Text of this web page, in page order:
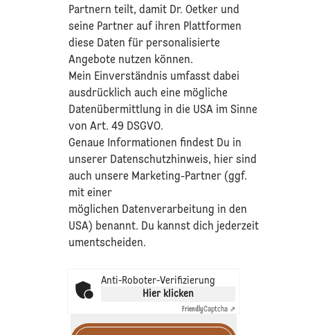
Partnern teilt, damit Dr. Oetker und
seine Partner auf ihren Plattformen
diese Daten für personalisierte
Angebote nutzen können.
Mein Einverständnis umfasst dabei
ausdrücklich auch eine mögliche
Datenübermittlung in die USA im Sinne
von Art. 49 DSGVO.​
​Genaue Informationen findest Du in
unserer Datenschutzhinweis, hier sind
auch unsere Marketing-Partner (ggf.
mit einer
möglichen Datenverarbeitung in den
USA) benannt. Du kannst dich jederzeit
umentscheiden.
Anti-Roboter-Verifizierung
Hier klicken
FriendlyCaptcha ⇗